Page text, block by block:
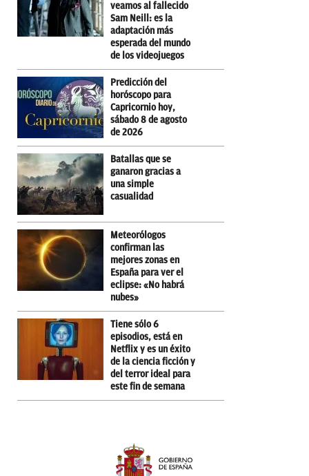
veamos al fallecido
Sam Neill: es la
adaptación más
esperada del mundo
de los videojuegos
Predicción del
horóscopo para
Capricornio hoy,
sábado 8 de agosto
de 2026
Batallas que se
ganaron gracias a
una simple
casualidad
Meteorólogos
confirman las
mejores zonas en
España para ver el
eclipse: «No habrá
nubes»
Tiene sólo 6
episodios, está en
Netflix y es un éxito
de la ciencia ficción y
del terror ideal para
este fin de semana